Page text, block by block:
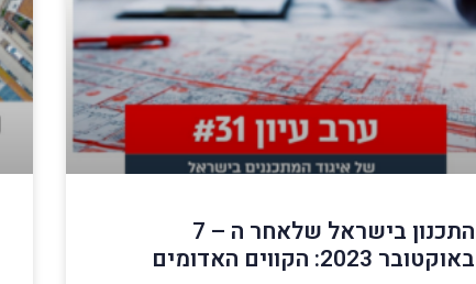
התכנון בישראל שלאחר ה – 7
באוקטובר 2023: הקווים האדומים